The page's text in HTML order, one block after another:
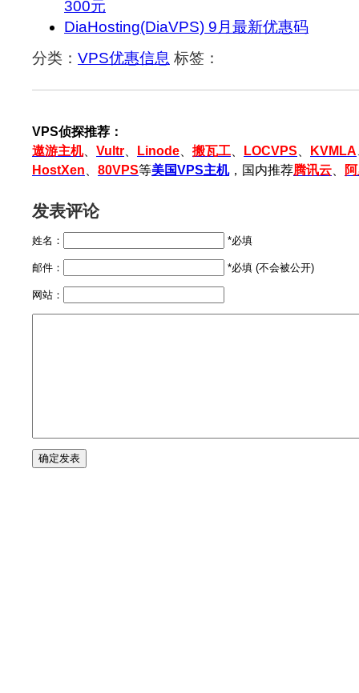
300元
DiaHosting(DiaVPS) 9月最新优惠码
分类： VPS优惠信息 标签：
VPS侦探推荐：
遨游主机、 Vultr Linode 搬瓦工 LOCVPS KVMLA
HostXen
80VPS等美国VPS主机，国内推荐腾讯云
发表评论
姓名： *必填
邮件： *必填 (不会被公开)
网站：